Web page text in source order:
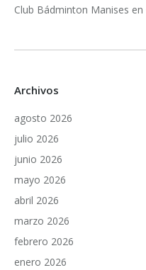
Club Bádminton Manises en
Archivos
agosto 2026
julio 2026
junio 2026
mayo 2026
abril 2026
marzo 2026
febrero 2026
enero 2026